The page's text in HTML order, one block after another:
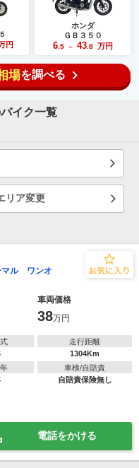
円
ホンダ
ＧＢ３５０
6.5 ～ 43.8 万円
場を調べる
イク一覧
リア変更
ル ワンオ
車両価格
38万円
走行距離
1304Km
車検/自賠責
自賠責保険無し
電話をかける